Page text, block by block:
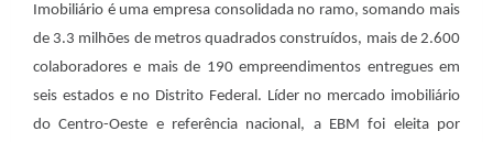
Imobiliário é uma empresa consolidada no ramo, somando mais
de 3.3 milhões de metros quadrados construídos, mais de 2.600
colaboradores e mais de 190 empreendimentos entregues em
seis estados e no Distrito Federal. Líder no mercado imobiliário
do Centro-Oeste e referência nacional, a EBM foi eleita por